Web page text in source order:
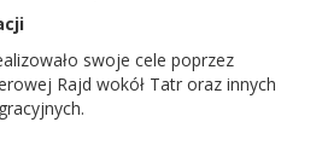
swoje cele poprzez
Rajd wokół Tatr oraz innych